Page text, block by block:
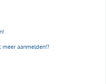
aanmelden!?